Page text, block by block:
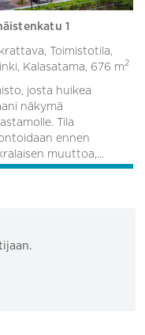
1
Toimistotila,
Kalasatama, 676 m2
josta huikea
näkymä
Tila
ennen
muuttoa,...